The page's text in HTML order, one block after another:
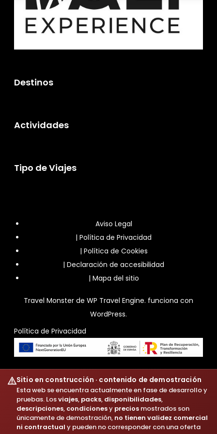
Sitio en construcción · contenido de demostración
Esta web se encuentra actualmente en fase de desarrollo y
pruebas. Losviajes, packs, disponibilidades,
descripciones, condicionesy precios mostrados son
únicamente de demostración, no tienen validez comercial
ni contractual y pueden no corresponder con una oferta
Destinos
Actividades
Tipo de Viajes
Aviso Legal
| Política de Privacidad
| Política de Cookies
| Declaración de accesibilidad
| Mapa del sitio
Travel Monster de WP Travel Engine. funciona con
WordPress.
Política de Privacidad